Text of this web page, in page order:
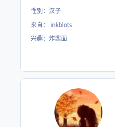
性别： 汉子
来自：
inkblots
兴趣： 炸酱面